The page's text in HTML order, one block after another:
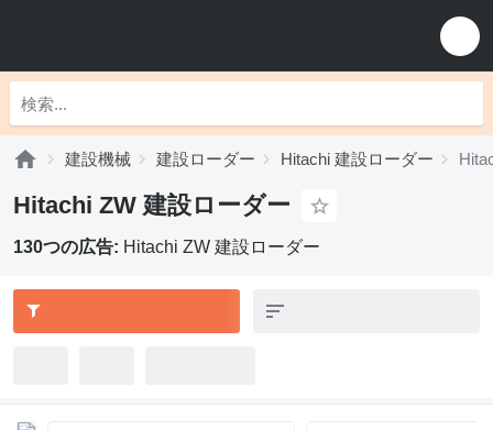
建設機械 建設ローダー Hitachi 建設ローダー
Hitachi ZW 建設ローダー
130つの広告: Hitachi ZW 建設ローダー